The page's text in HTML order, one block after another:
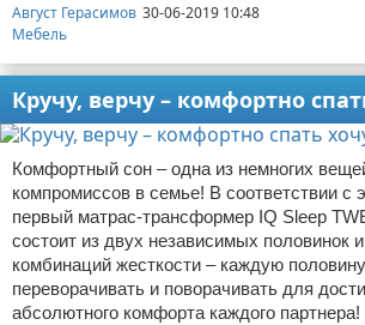
Август Герасимов 30-06-2019 10:48
Мебель
Кручу, верчу – комфортно
Комфортный сон – одна из немногих
компромиссов в семье! В соответствии с
первый матрас-трансформер IQ Sleep
состоит из двух независимых половинок
комбинаций жесткости – каждую
переворачивать и поворачивать для
абсолютного комфорта каждого